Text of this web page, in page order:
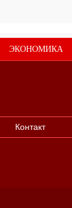
ЭКОНОМИКА
Контакт